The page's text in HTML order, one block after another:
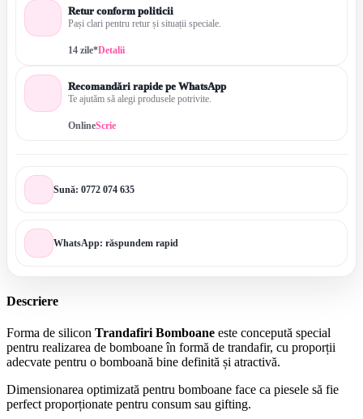
Retur conform politicii
Pași clari pentru retur și situații speciale.
14 zile*Detalii
Recomandări rapide pe WhatsApp
Te ajutăm să alegi produsele potrivite.
OnlineScrie
Sună: 0772 074 635
WhatsApp: răspundem rapid
Descriere
Forma de silicon Trandafiri Bomboane este concepută special
pentru realizarea de bomboane în formă de trandafir, cu proporții
adecvate pentru o bomboană bine definită și atractivă.
Dimensionarea optimizată pentru bomboane face ca piesele să fie
perfect proporționate pentru consum sau gifting.